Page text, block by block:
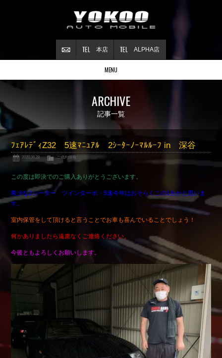
ALPHA店
本店
MENU
Stock list
Contract
ご成約情報
About NSX
NSXについて
Reflesh Plan
Trade in
買取査定
公式ブログ
Shop info.
Company
会社概要
ARCHIVE
記事一覧
ﾌｪｱﾚﾃﾞｨZ32 5速ﾏﾆｭｱﾙ 2ｼｰﾀｰﾉｰﾏﾙﾙｰﾌ in 深谷
2020.06.28 ご成約情報
この度は即決でのご購入ありがとうございます。
希少な2シーター ツインターボ・5速今年はおそらくこの1台かと思いま
す。
室内保管をして頂けると言うことでお車も喜んでいることでしょう！
何かありましたら遠慮なくご連絡ください。
今後ともよろしくお願いします。